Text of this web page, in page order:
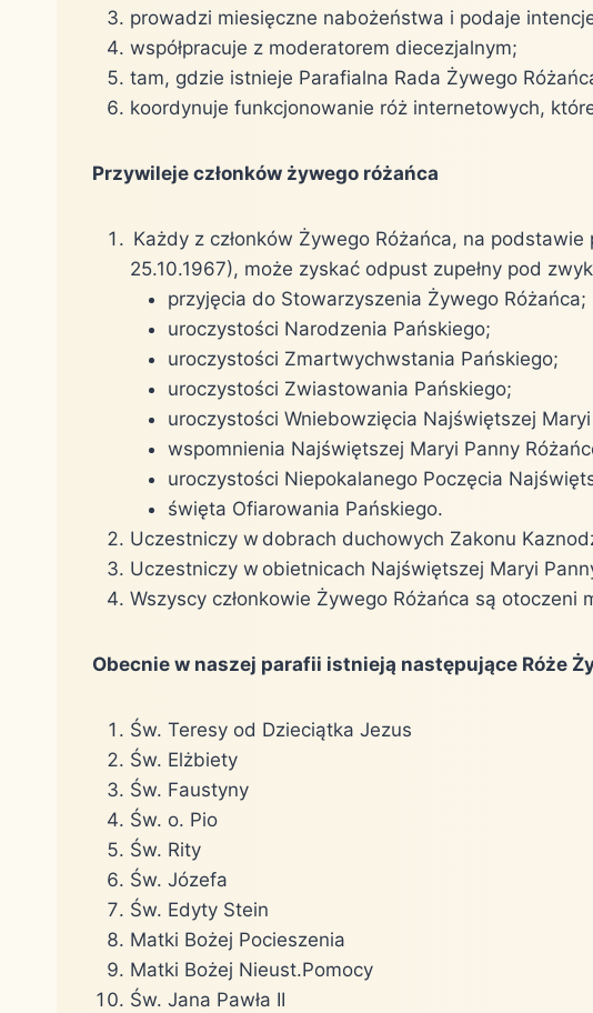
prowadzi miesięczne nabożeństwa i podaje
współpracuje z moderatorem diecezjalnym;
tam, gdzie istnieje Parafialna Rada Żywego
koordynuje funkcjonowanie róż internetowych,
Przywileje członków żywego różańca
Każdy z członków Żywego Różańca, na
25.10.1967), może zyskać odpust zupełny pod
przyjęcia do Stowarzyszenia Żywego Różańca;
uroczystości Narodzenia Pańskiego;
uroczystości Zmartwychwstania Pańskiego;
uroczystości Zwiastowania Pańskiego;
uroczystości Wniebowzięcia Najświętszej
wspomnienia Najświętszej Maryi Panny
uroczystości Niepokalanego Poczęcia
święta Ofiarowania Pańskiego.
Uczestniczy w dobrach duchowych Zakonu
Uczestniczy w obietnicach Najświętszej Maryi
Wszyscy członkowie Żywego Różańca są otoczeni
Obecnie w naszej parafii istnieją następujące Róże
Św. Teresy od Dzieciątka Jezus
Św. Elżbiety
Św. Faustyny
Św. o. Pio
Św. Rity
Św. Józefa
Św. Edyty Stein
Matki Bożej Pocieszenia
Matki Bożej Nieust.Pomocy
Św. Jana Pawła II